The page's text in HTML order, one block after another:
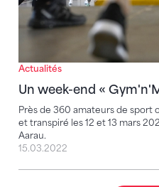
Actualités
Un week-end «
Près de 360 amateurs de sport
et transpiré les 12 et 13 mars
Aarau.
15.03.2022